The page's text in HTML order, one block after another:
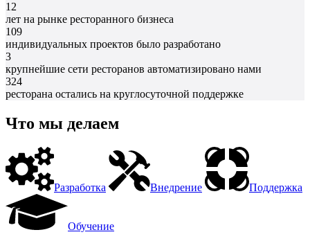
12
лет на рынке ресторанного бизнеса
109
индивидуальных проектов было разработано
3
крупнейшие сети ресторанов автоматизировано нами
324
ресторана остались на круглосуточной поддержке
Что мы делаем
Разработка Внедрение Поддержка
Обучение